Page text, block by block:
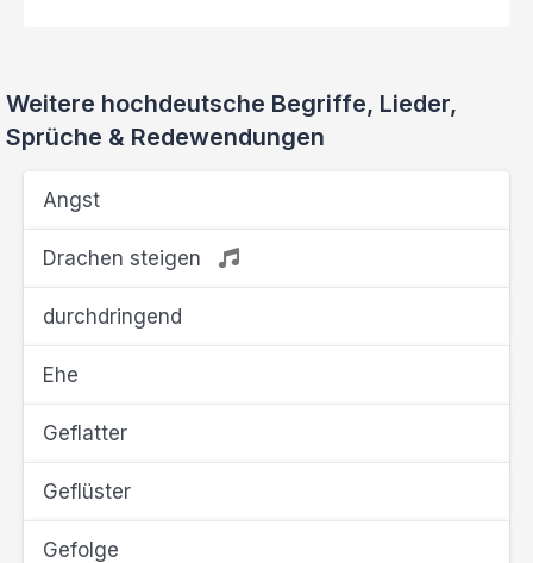
Weitere hochdeutsche Begriffe, Lieder,
Sprüche & Redewendungen
Angst
Drachen steigen
durchdringend
Ehe
Geflatter
Geflüster
Gefolge